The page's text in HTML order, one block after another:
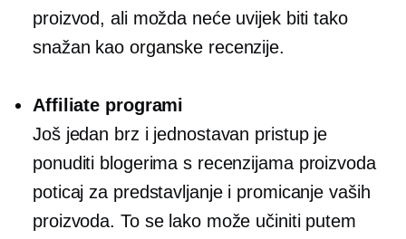
proizvod, ali možda neće uvijek biti tako
snažan kao organske recenzije.
Affiliate programi
Još jedan brz i jednostavan pristup je
ponuditi blogerima s recenzijama proizvoda
poticaj za predstavljanje i promicanje vaših
proizvoda. To se lako može učiniti putem